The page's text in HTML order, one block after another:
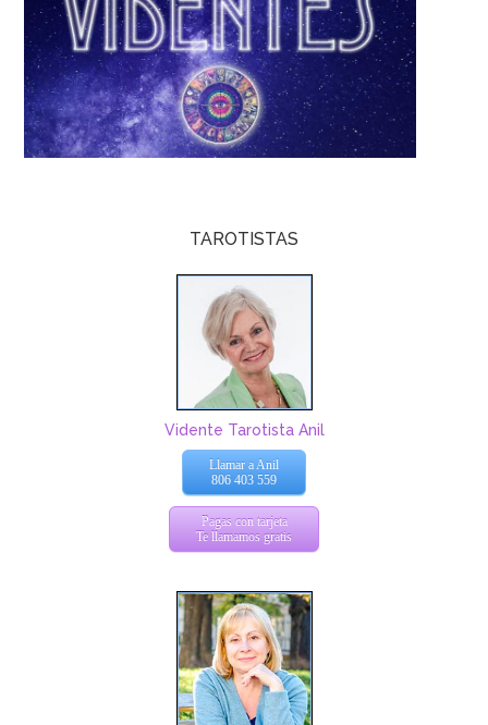
TAROTISTAS
Vidente Tarotista Anil
Llamar a Anil
806 403 559
Pagas con tarjeta
Te llamamos gratis